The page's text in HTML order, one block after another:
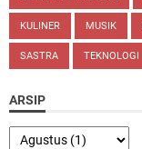
KULINER MUSIK
SASTRA TEKNOLOGI
ARSIP